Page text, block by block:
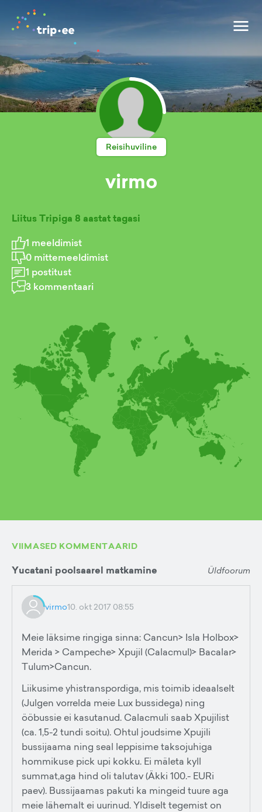
Reisihuviline
virmo
Liitus Tripiga 8 aastat tagasi
1 meeldimist
0 mittemeeldimist
1 postitust
3 kommentaari
VIIMASED KOMMENTAARID
Yucatani poolsaarel matkamine Üldfoorum
virmo10. okt 2017 08:55
Meie läksime ringiga sinna: Cancun> Isla Holbox>
Merida > Campeche> Xpujil (Calacmul)> Bacalar>
Tulum>Cancun.
Liikusime yhistranspordiga, mis toimib ideaalselt
(Julgen vorrelda meie Lux bussidega) ning
ööbussie ei kasutanud. Calacmuli saab Xpujilist
(ca. 1,5-2 tundi soitu). Ohtul joudsime Xpujili
bussijaama ning seal leppisime taksojuhiga
hommikuse pick upi kokku. Ei mäleta kyll
summat,aga hind oli talutav (Äkki 100.- EURi
paev). Bussijaamas pakuti ka mingeid tuure aga
meie lähemalt ei uurinud. Yldiselt tegemist on